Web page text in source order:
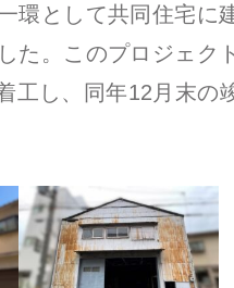
環として共同住宅に
た。このプロジェク
工し、同年12月末の